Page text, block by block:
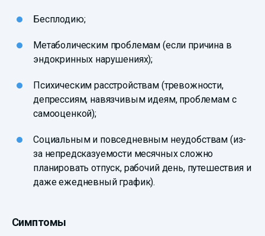
Бесплодию;
Метаболическим проблемам (если причина в
эндокринных нарушениях);
Психическим расстройствам (тревожности,
депрессиям, навязчивым идеям, проблемам с
самооценкой);
Социальным и повседневным неудобствам (из-
за непредсказуемости месячных сложно
планировать отпуск, рабочий день, путешествия и
даже ежедневный график).
Симптомы